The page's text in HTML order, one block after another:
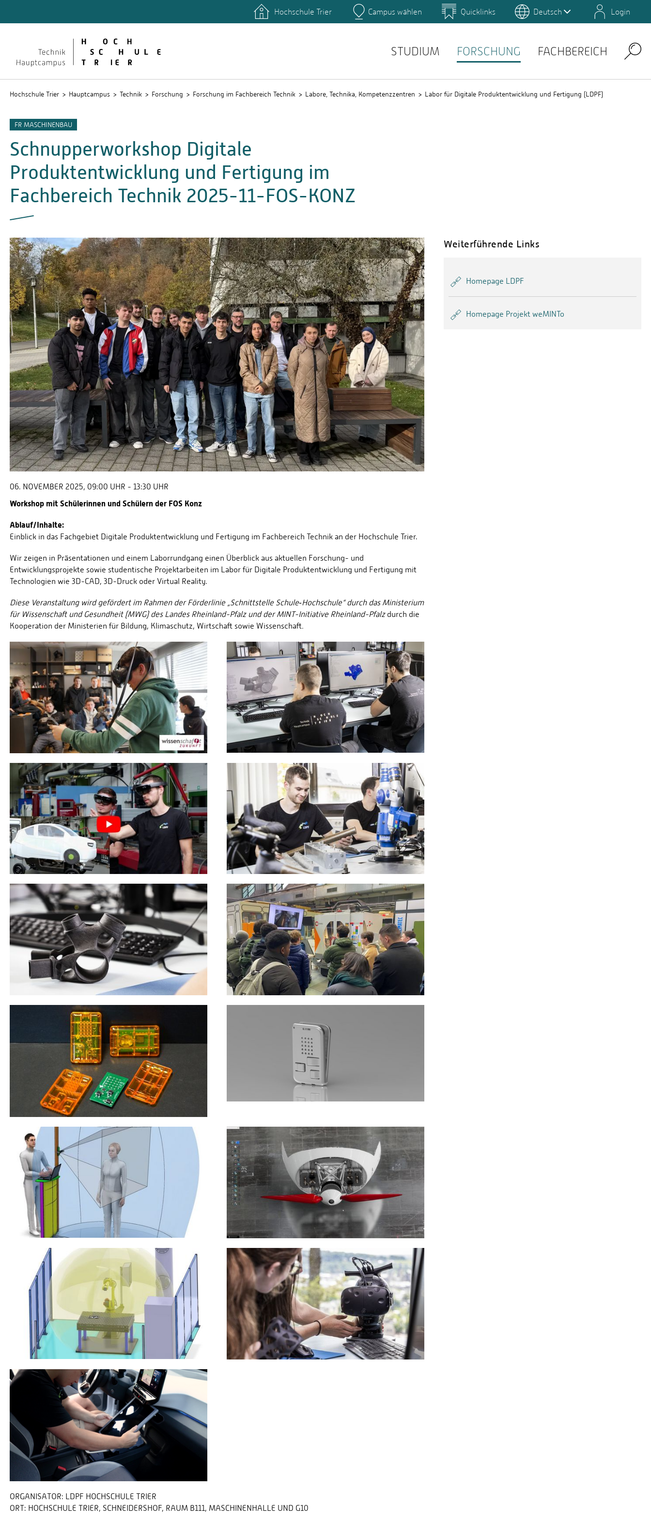
Hauptcampus Campus Gestaltung Umwelt-Campus Birkenfeld
Rechenzentrum
Lernplattformen
Hochschule Trier Campus wählen Quicklinks Deutsch Login
STUDIUM FORSCHUNG FACHBEREICH Search
Hochschule Trier Hauptcampus Technik Forschung Forschung im Fachbereich Technik Labore, Technika, Kompetenzzentren Labor für Digitale Produktentwicklung und Fertigung (LDPF)
FR MASCHINENBAU
Schnupperworkshop Digitale
Produktentwicklung und Fertigung im
Fachbereich Technik 2025-11-FOS-KONZ
06. NOVEMBER 2025, 09:00 UHR - 13:30 UHR
Workshop mit Schülerinnen und Schülern der FOS Konz
Ablauf/Inhalte:
Einblick in das Fachgebiet Digitale Produktentwicklung und Fertigung im Fachbereich Technik an der Hochschule Trier.
Wir zeigen in Präsentationen und einem Laborrundgang einen Überblick aus aktuellen Forschung- und
Entwicklungsprojekte sowie studentische Projektarbeiten im Labor für Digitale Produktentwicklung und Fertigung mit
Technologien wie 3D-CAD, 3D-Druck oder Virtual Reality.
Diese Veranstaltung wird gefördert im Rahmen der Förderlinie „Schnittstelle Schule‐Hochschule“ durch das Ministerium
für Wissenschaft und Gesundheit (MWG) des Landes Rheinland-Pfalz und der MINT-Initiative Rheinland-Pfalz durch die
Kooperation der Ministerien für Bildung, Klimaschutz, Wirtschaft sowie Wissenschaft.
ORGANISATOR: LDPF HOCHSCHULE TRIER
ORT: HOCHSCHULE TRIER, SCHNEIDERSHOF, RAUM B111, MASCHINENHALLE UND G10
Weiterführende Links
Homepage LDPF
Homepage Projekt weMINTo